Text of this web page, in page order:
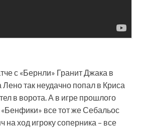
с «Бернли» Гранит Джака в
так неудачно попал в Криса
в ворота. А в игре прошлого
все тот же Себальос
на ход игроку соперника – все